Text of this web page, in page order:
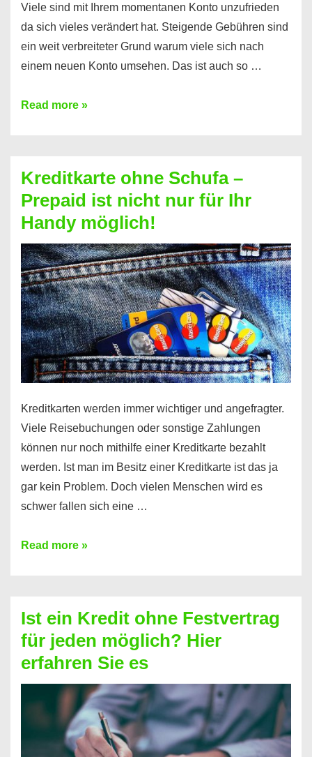
Viele sind mit Ihrem momentanen Konto unzufrieden
da sich vieles verändert hat. Steigende Gebühren sind
ein weit verbreiteter Grund warum viele sich nach
einem neuen Konto umsehen. Das ist auch so …
Konto
Neueröffnung
trotz
Schufaeintrag
möglich
Read more »
Kreditkarte ohne Schufa –
Prepaid ist nicht nur für Ihr
Handy möglich!
Kreditkarten werden immer wichtiger und angefragter.
Viele Reisebuchungen oder sonstige Zahlungen
können nur noch mithilfe einer Kreditkarte bezahlt
werden. Ist man im Besitz einer Kreditkarte ist das ja
gar kein Problem. Doch vielen Menschen wird es
schwer fallen sich eine …
Kreditkarte
Prepaid
ist
nicht
nur
für
Handy
Read more »
Ist ein Kredit ohne Festvertrag
für jeden möglich? Hier
erfahren Sie es